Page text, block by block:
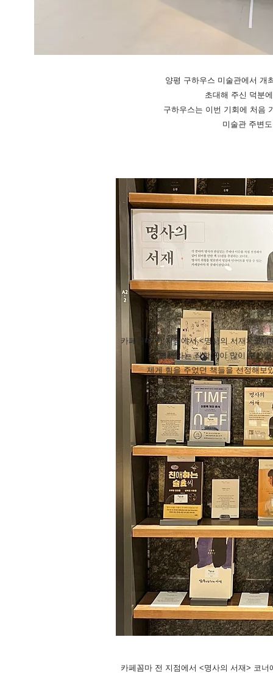
양평 구하우스 미술관에서 개
초대해 주신 덕분
구하우스는 이번 기회에 처음
미술관 주변
카페꼼마 전 지점에서 <명사의 서재> 코
'명사'라는 직함(?)이 많이 부끄
제게 힘을 주었던 책들을 선정해보
카페꼼마 전 지점에서 <명사의 서재> 코